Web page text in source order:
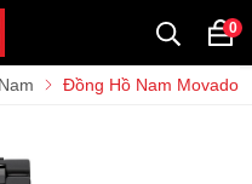
0
Đồng Hồ Nam Movado